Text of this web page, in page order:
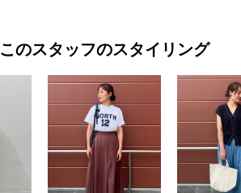
このスタッフのスタイリング